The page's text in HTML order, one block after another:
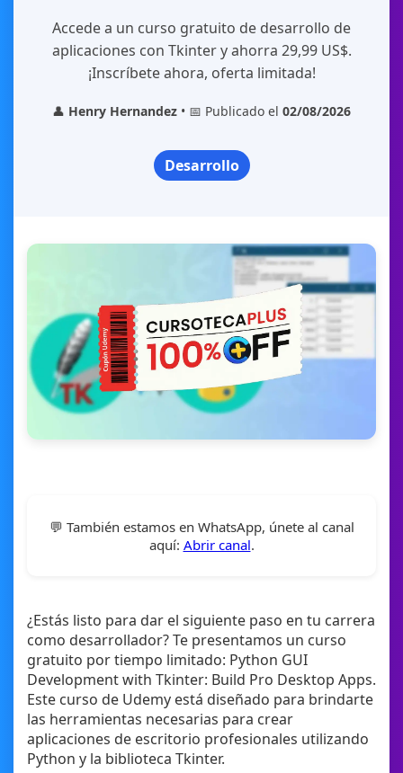
Accede a un curso gratuito de desarrollo de
aplicaciones con Tkinter y ahorra 29,99 US$.
¡Inscríbete ahora, oferta limitada!
👤 Henry Hernandez • 📅 Publicado el 02/08/2026
Desarrollo
💬 También estamos en WhatsApp, únete al canal
aquí: Abrir canal.
¿Estás listo para dar el siguiente paso en tu carrera
como desarrollador? Te presentamos un curso
gratuito por tiempo limitado: Python GUI
Development with Tkinter: Build Pro Desktop Apps.
Este curso de Udemy está diseñado para brindarte
las herramientas necesarias para crear
aplicaciones de escritorio profesionales utilizando
Python y la biblioteca Tkinter.